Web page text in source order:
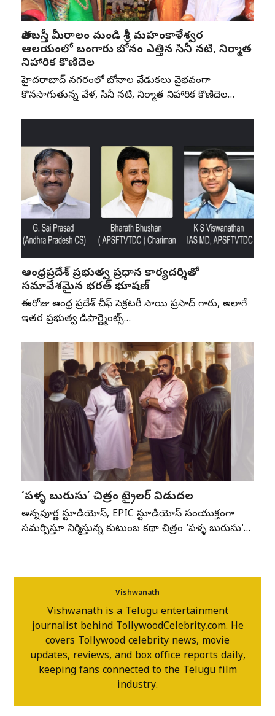
పాతబస్తీ మీరాలం మండి శ్రీ మహంకాళేశ్వర
ఆలయంలో బంగారు బోనం ఎత్తిన సినీ నటి, నిర్మాత
నిహారిక కొణిదెల
హైదరాబాద్ నగరంలో బోనాల వేడుకలు వైభవంగా
కొనసాగుతున్న వేళ, సినీ నటి, నిర్మాత నిహారిక కొణిదెల…
ఆంధ్రప్రదేశ్ ప్రభుత్వ ప్రధాన కార్యదర్శితో
సమావేశమైన భరత్ భూషణ్
ఈరోజు ఆంధ్ర ప్రదేశ్ చీఫ్ సెక్రటరీ సాయి ప్రసాద్ గారు, అలాగే
ఇతర ప్రభుత్వ డిపార్ట్మెంట్స్…
‘పళ్ళ బురుసు’ చిత్రం ట్రైలర్ విడుదల
అన్నపూర్ణ స్టూడియోస్, EPIC స్టూడియోస్ సంయుక్తంగా
సమర్పిస్తూ నిర్మిస్తున్న కుటుంబ కథా చిత్రం 'పళ్ళ బురుసు'…
Vishwanath
Vishwanath is a Telugu entertainment
journalist behind TollywoodCelebrity.com. He
covers Tollywood celebrity news, movie
updates, reviews, and box office reports daily,
keeping fans connected to the Telugu film
industry.